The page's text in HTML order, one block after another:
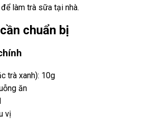
làm trà sữa tại nhà.
chuẩn bị
trà xanh): 10g
ăn
vị